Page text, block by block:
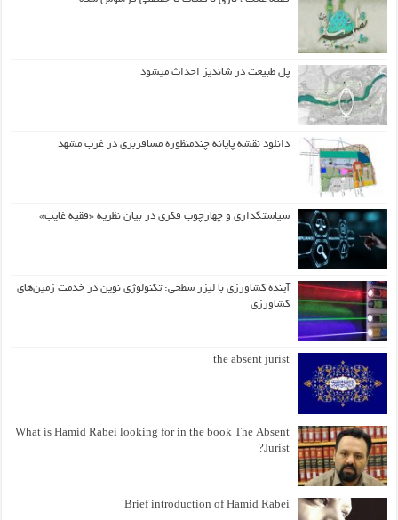
پل طبیعت در شاندیز احداث میشود
دانلود نقشه پایانه چندمنظوره مسافربری در غرب مشهد
سیاستگذاری و چهارچوب فکری در بیان نظریه «فقیه غایب»
آینده کشاورزی با لیزر سطحی: تکنولوژی نوین در خدمت زمین‌های
کشاورزی
the absent jurist
What is Hamid Rabei looking for in the book The Absent
Jurist?
Brief introduction of Hamid Rabei